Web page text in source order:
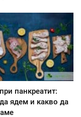
панкреатит:
ядем и какво да